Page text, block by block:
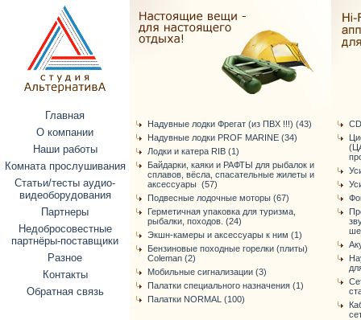
Главная
О компании
Наши работы
Комната прослушивания
Статьи/тесты аудио-
видеоборудования
Партнеры
Недобросовестные
партнёры-поставщики
Разное
Контакты
Обратная связь
Надувные лодки Фрегат (из ПВХ !!!) (43)
Надувные лодки PROF MARINE (34)
Лодки и катера RIB (1)
Байдарки, каяки и РАФТЫ для рыбалок и
сплавов, вёсла, спасательные жилеты и
аксессуары (57)
Подвесные лодочные моторы (67)
Герметичная упаковка для туризма,
рыбалки, походов. (24)
Экшн-камеры и аксессуары к ним (1)
Бензиновые походные горелки (плиты)
Coleman (2)
Мобильные сигнализации (3)
Палатки специального назначения (1)
Палатки NORMAL (100)